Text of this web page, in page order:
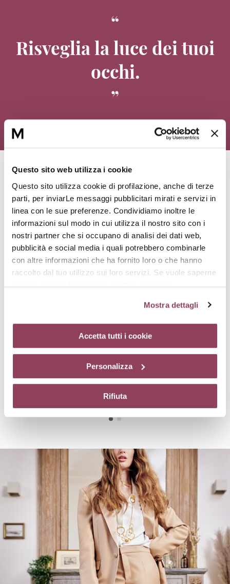
Questo sito web utilizza i cookie
Questo sito utilizza cookie di profilazione, anche di terze
parti, per inviarLe messaggi pubblicitari mirati e servizi in
linea con le sue preferenze. Condividiamo inoltre le
informazioni sul modo in cui utilizza il nostro sito con i
nostri partner che si occupano di analisi dei dati web,
pubblicità e social media i quali potrebbero combinarle
con altre informazioni che ha fornito loro o che hanno
raccolto dal tuo utilizzo sui loro servizi. Se vuole saperne
di più o negare il consenso a tutti o ad alcuni
cliccando sul tasto “Accetta tutti i cookie”. Se non vuole i
cookie di profilazione può negare il consenso sul tasto
“Rifiuta”. Chiudendo questo banner tramite l’apposito
comando “X” continuerai la navigazione del sito in
diversi da quelli tecnici.
Mostra dettagli
Accetta tutti i cookie
Personalizza
Rifiuta
Risveglia la luce dei tuoi
occhi.
L'intesa perfetta
TROUSSE CORRECTIVE
lifting
DUO BODY
con te